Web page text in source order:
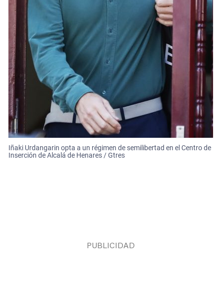
Iñaki Urdangarin opta a un régimen de semilibertad en el Centro de
Inserción de Alcalá de Henares / Gtres